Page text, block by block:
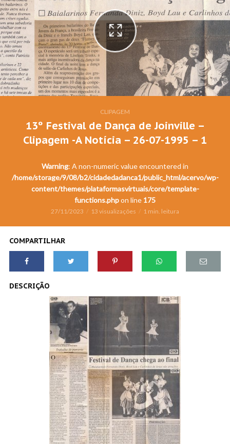
CLIPAGEM
13º Festival de Dança de Joinville –
Clipagem -A Notícia – 26-07-1995 – 1
Warning: A non-numeric value encountered in
/home/storage/9/08/b2/cidadedadanca1/public_html/acervo/wp-
content/themes/plataformasvirtuais/core/template-
functions.phpon line 175
27/11/2023 13 visualizações 1 min. leitura
COMPARTILHAR
DESCRIÇÃO